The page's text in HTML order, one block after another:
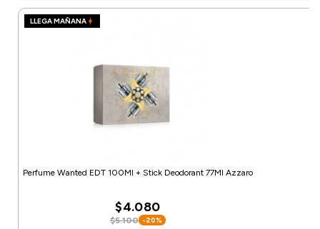
LLEGA MAÑANA
Perfume Wanted EDT 100Ml + Stick Deodorant 77Ml Azzaro
$4.080
$5.100 -20%